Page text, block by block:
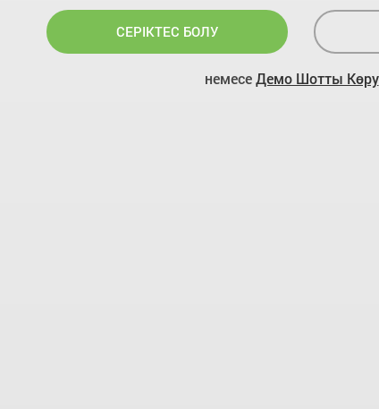
СЕРІКТЕС БОЛУ
немесеДемо Шотты Көру